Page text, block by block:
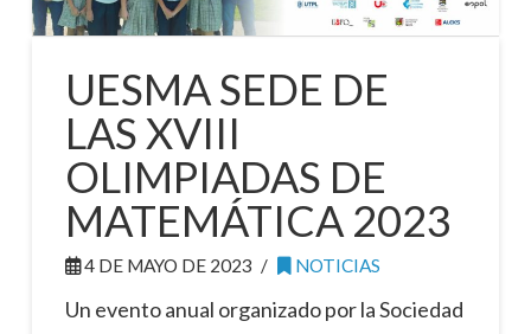
UESMA SEDE DE
LAS XVIII
OLIMPIADAS DE
MATEMÁTICA 2023
4 DE MAYO DE 2023 NOTICIAS
Un evento anual organizado por la Sociedad